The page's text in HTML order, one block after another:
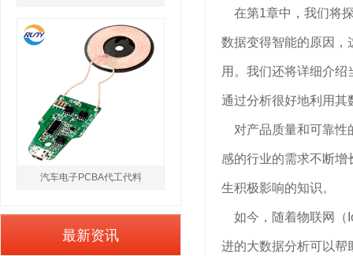
在第1章中，我们将
数据变得智能的原因，
用。我们还将详细介
通过分析很好地利用其
对产品质量和可靠性
感的行业的需求不断
生积极影响的知识。
如今，随着物联网（
进的大数据分析可以帮
汽车电子PCBA代工代料
最新资讯